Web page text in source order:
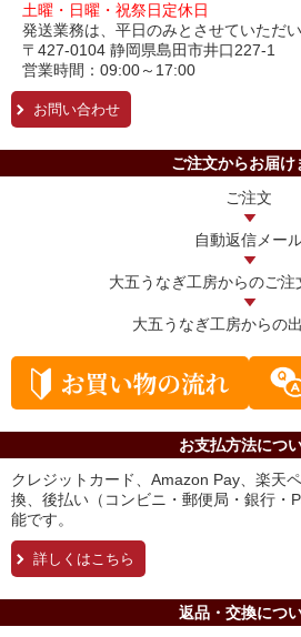
土曜・日曜・祝祭日定休日
発送業務は、平日のみとさせていただい
〒427-0104 静岡県島田市井口227-1
営業時間：09:00～17:00
お問い合わせ
ご注文からお届け
ご注文
自動返信メー
大五うなぎ工房からのご注
大五うなぎ工房からの
お支払方法につ
クレジットカード、Amazon Pay、楽天
換、後払い（コンビニ・郵便局・銀行・
能です。
詳しくはこちら
返品・交換につ